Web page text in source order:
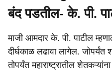
बंद पडतील- के. पी.
माजी आमदार के. पी. पाटील
दीर्घकाळ लढावा लागेल. जोपर्यंत
तोपर्यंत महाराष्ट्रातील